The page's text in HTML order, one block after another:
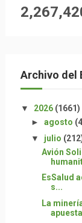
Archivo del
▼ 2026 (1661)
► agosto
▼ julio
Avión
EsSalud
s...
La